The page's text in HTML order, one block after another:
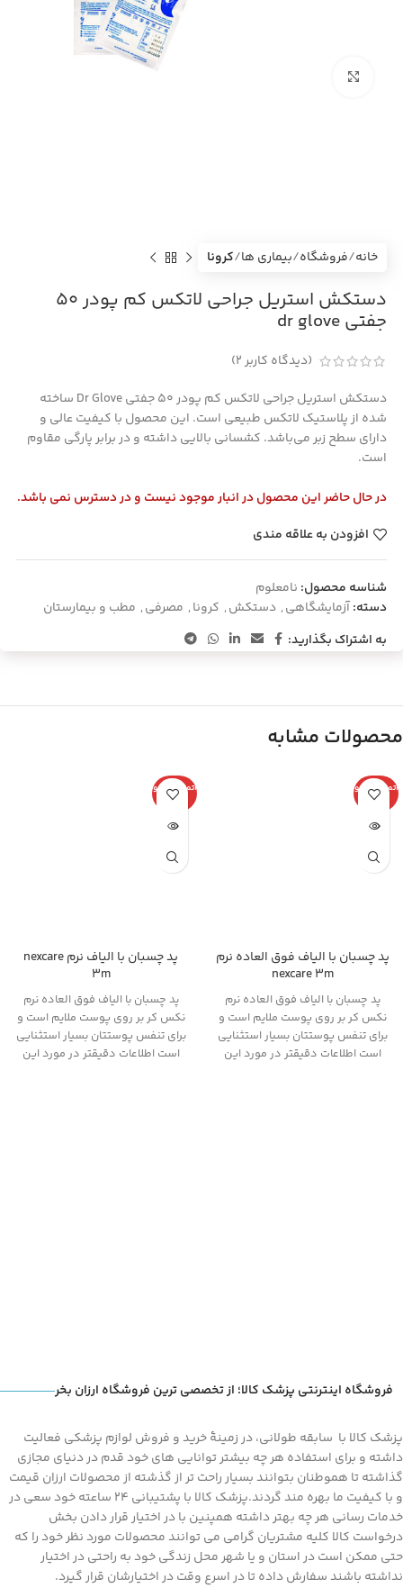
خانه فروشگاه بیماری ها کرونا
دستکش استریل جراحی لاتکس کم پودر ۵۰
جفتی dr glove
(دیدگاه کاربر2
)
دستکش استریل جراحی لاتکس کم پودر ۵۰ جفتی Dr Glove ساخته
شده از پلاستیک لاتکس طبیعی است. این محصول با کیفیت عالی و
دارای سطح زبر می‌باشد. کشسانی بالایی داشته و در برابر پارگی مقاوم
است.
در حال حاضر این محصول در انبار موجود نیست و در دسترس نمی باشد.
افزودن به علاقه مندی
شناسه محصول: نامعلوم
دسته:آزمایشگاهی, دستکش, کرونا, مصرفی, مطب و بیمارستان
به اشتراک بگذارید:
محصولات مشابه
اتمام موجو
دی
پد چسبان با الياف فوق العاده نرم
nexcare 3m
پد چسبان با الياف فوق العاده نرم
نكس كر بر روی پوست ملایم است و
برای تنفس پوستتان بسیار استثنایی
است اطلاعات دقیقتر در مورد این
اتمام موجو
دی
پد چسبان با الياف نرم nexcare
3m
پد چسبان با الياف فوق العاده نرم
نكس كر بر روی پوست ملایم است و
برای تنفس پوستتان بسیار استثنایی
است اطلاعات دقیقتر در مورد این
فروشگاه اینترنتی پزشک کالا؛ از تخصصی ترین فروشگاه ارزان بخر
پزشک کالا با سابقه طولانی، در زمینۀ خرید و فروش لوازم پزشکی فعالیت
داشته و برای استفاده هر چه بیشتر توانایی های خود قدم در دنیای مجازی
گذاشته تا هموطنان بتوانند بسیار راحت تر از گذشته از محصولات ارزان قیمت
و با کیفیت ما بهره مند گردند.پزشک کالا با پشتیبانی 24 ساعته خود سعی در
خدمات رسانی هر چه بهتر داشته همپنین با در اختیار قرار دادن بخش
درخواست کالا کلیه مشتریان گرامی می توانند محصولات مورد نظر خود را که
حتی ممکن است در استان و یا شهر محل زندگی خود به راحتی در اختیار
نداشته باشند سفارش داده تا در اسرع وقت در اختیارشان قرار گیرد.